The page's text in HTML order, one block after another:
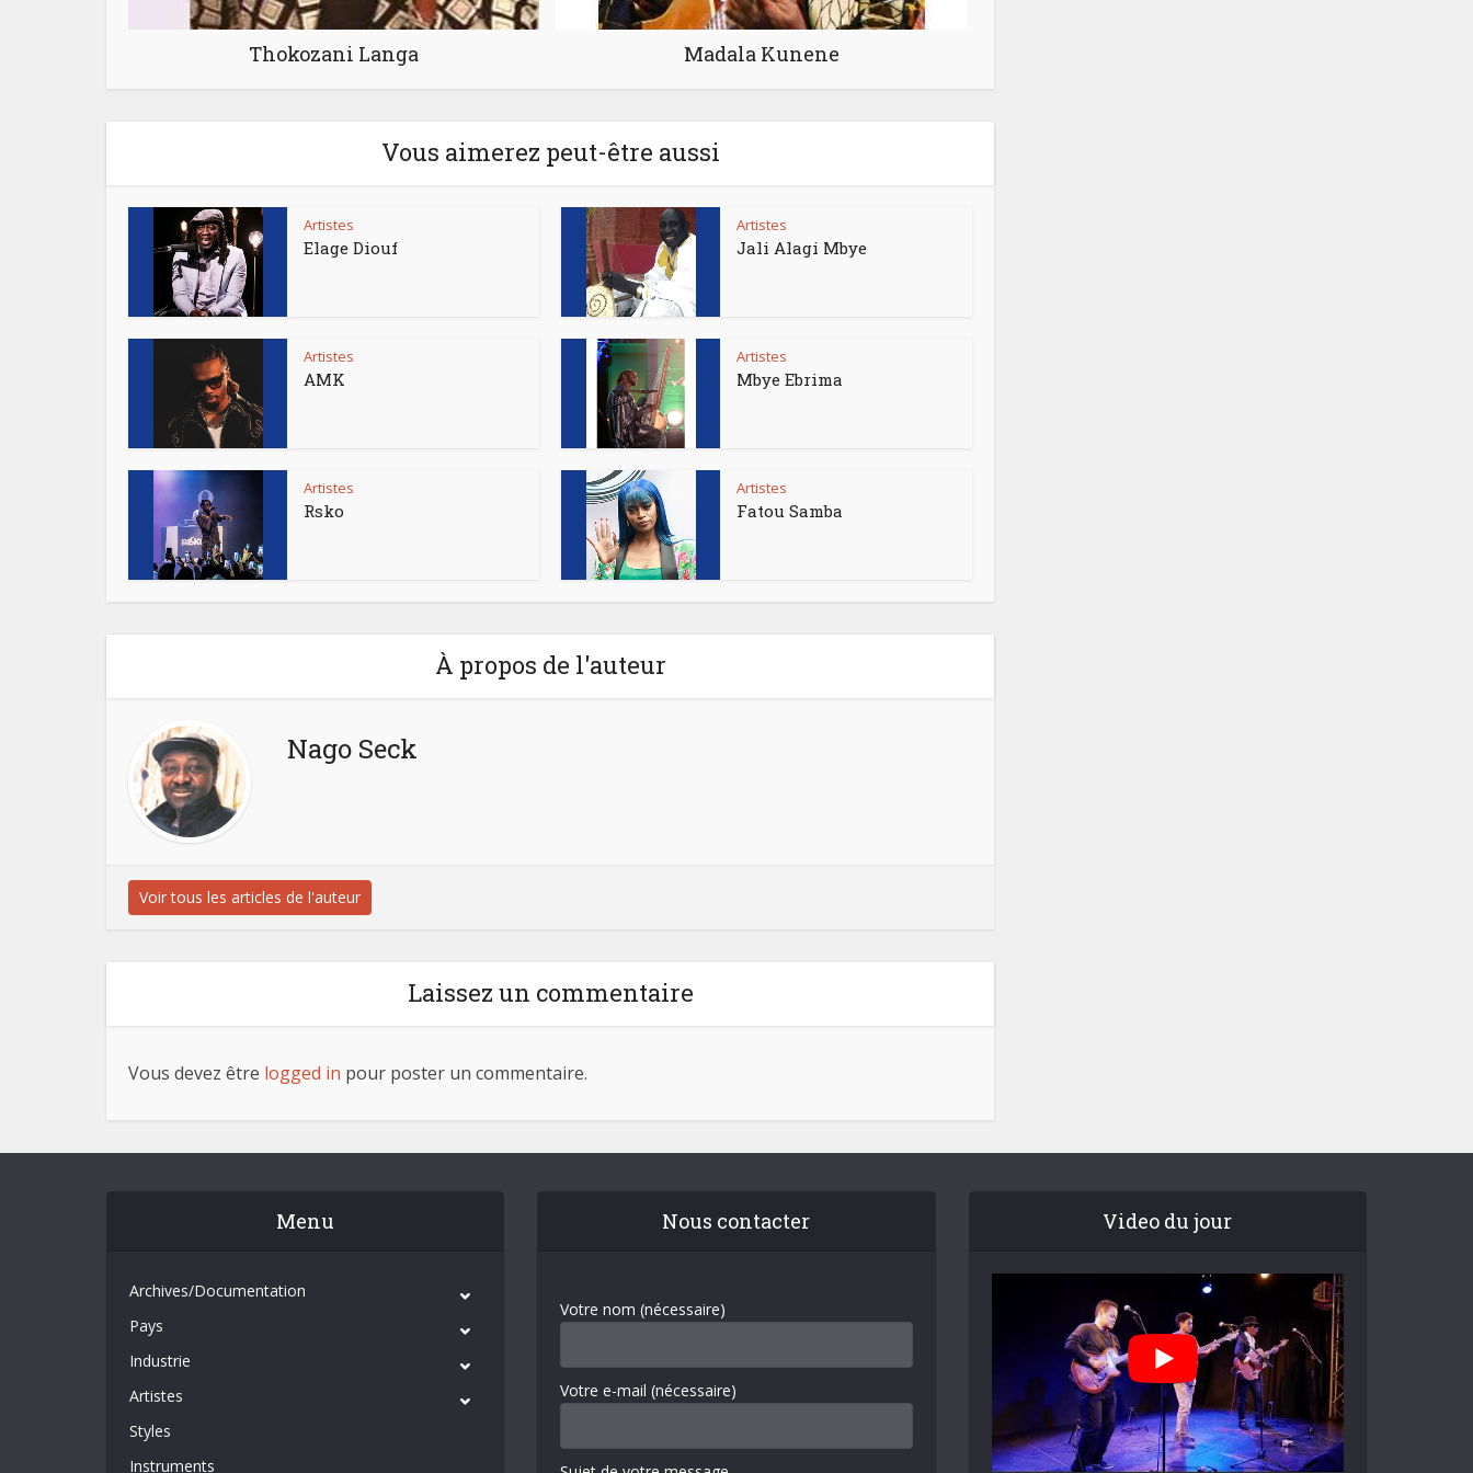
Thokozani Langa Madala Kunene
Vous aimerez peut-être aussi
Artistes
Elage Diouf
Artistes
Jali Alagi Mbye
Artistes
AMK
Artistes
Mbye Ebrima
Artistes
Rsko
Artistes
Fatou Samba
À propos de l'auteur
Nago Seck
Voir tous les articles de l'auteur
Laissez un commentaire
Vous devez être logged in pour poster un commentaire.
Menu
Archives/Documentation
Pays
Industrie
Artistes
Styles
Instruments
Nous contacter
Votre nom (nécessaire)
Votre e-mail (nécessaire)
Video du jour